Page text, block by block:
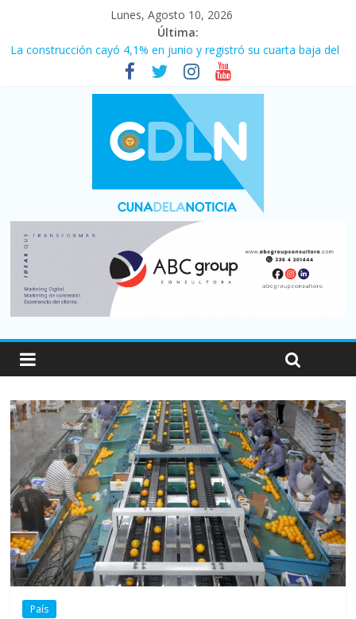
Lunes, Agosto 10, 2026
Última:
La construcción cayó 4,1% en junio y registró su cuarta baja del
El consumo sigue frenado: las ventas minoristas cayeron 3,8 en
julio y acumulan siete meses en baja
Newell’s cayó 2 a 1 ante Defensa y Justicia en Florencio Varela
por la cuarta fecha del Clausura
Milei y los errores no forzados
El agro argentino logró un récord histórico de exportaciones en
el primer semestre de 2026
País